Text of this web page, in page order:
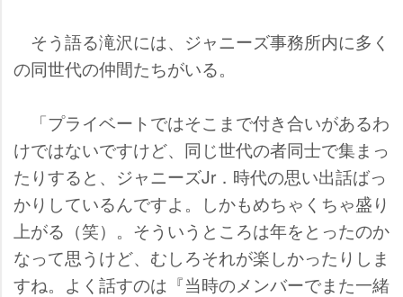
そう語る滝沢には、ジャニーズ事務所内に多く
の同世代の仲間たちがいる。
「プライベートではそこまで付き合いがあるわ
けではないですけど、同じ世代の者同士で集まっ
たりすると、ジャニーズJr．時代の思い出話ばっ
かりしているんですよ。しかもめちゃくちゃ盛り
上がる（笑）。そういうところは年をとったのか
なって思うけど、むしろそれが楽しかったりしま
すね。よく話すのは『当時のメンバーでまた一緒